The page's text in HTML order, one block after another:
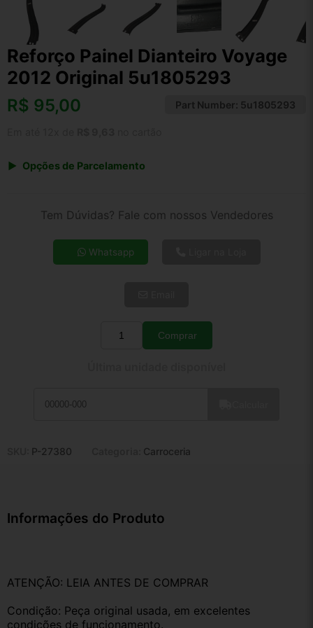
Reforço Painel Dianteiro Voyage
2012 Original 5u1805293
R$ 95,00 Part Number: 5u1805293
Opções de Parcelamento
4x de R$ 26,33
5x de R$ 21,34
Tem Dúvidas? Fale com nossos Vendedores
Whatsapp
Quantidade
Comprar
P-27380 Carroceria
Informações do Produto
ATENÇÃO: LEIA ANTES DE COMPRAR
Condição: Peça original usada, em excelentes
condições de funcionamento.